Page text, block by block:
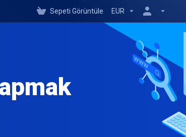
Sepeti Görüntüle EUR